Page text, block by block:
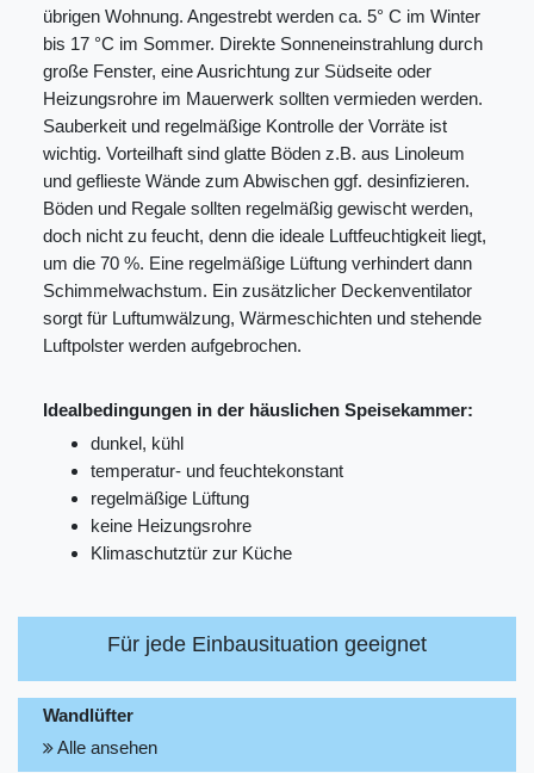
übrigen Wohnung. Angestrebt werden ca. 5° C im Winter
bis 17 °C im Sommer. Direkte Sonneneinstrahlung durch
große Fenster, eine Ausrichtung zur Südseite oder
Heizungsrohre im Mauerwerk sollten vermieden werden.
Sauberkeit und regelmäßige Kontrolle der Vorräte ist
wichtig. Vorteilhaft sind glatte Böden z.B. aus Linoleum
und geflieste Wände zum Abwischen ggf. desinfizieren.
Böden und Regale sollten regelmäßig gewischt werden,
doch nicht zu feucht, denn die ideale Luftfeuchtigkeit liegt,
um die 70 %. Eine regelmäßige Lüftung verhindert dann
Schimmelwachstum. Ein zusätzlicher Deckenventilator
sorgt für Luftumwälzung, Wärmeschichten und stehende
Luftpolster werden aufgebrochen.
Idealbedingungen in der häuslichen Speisekammer:
dunkel, kühl
temperatur- und feuchtekonstant
regelmäßige Lüftung
keine Heizungsrohre
Klimaschutztür zur Küche
Für jede Einbausituation geeignet
Wandlüfter
Alle ansehen